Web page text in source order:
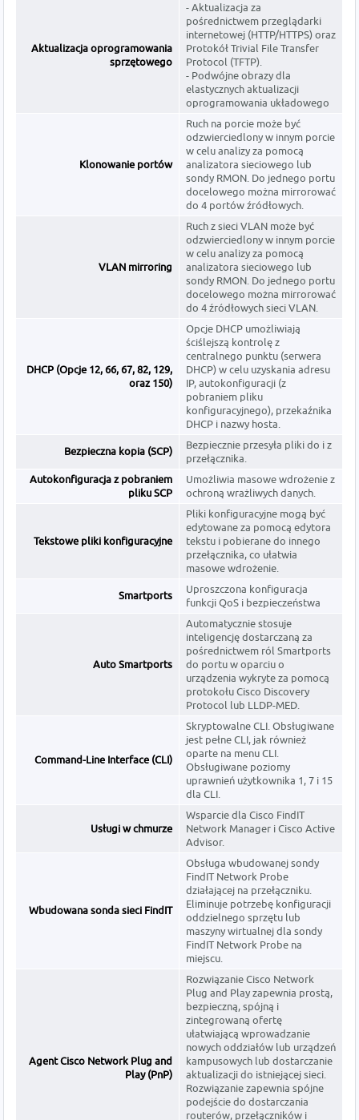
Aktualizacja oprogramowania
sprzętowego
- Aktualizacja za
pośrednictwem przeglądarki
internetowej (HTTP/HTTPS) oraz
Protokół Trivial File Transfer
Protocol (TFTP).
- Podwójne obrazy dla
elastycznych aktualizacji
oprogramowania układowego
Klonowanie portów
Ruch na porcie może być
odzwierciedlony w innym porcie
w celu analizy za pomocą
analizatora sieciowego lub
sondy RMON. Do jednego portu
docelowego można mirrorować
do 4 portów źródłowych.
VLAN mirroring
Ruch z sieci VLAN może być
odzwierciedlony w innym porcie
w celu analizy za pomocą
analizatora sieciowego lub
sondy RMON. Do jednego portu
docelowego można mirrorować
do 4 źródłowych sieci VLAN.
DHCP (Opcje 12, 66, 67, 82, 129,
oraz 150)
Opcje DHCP umożliwiają
ściślejszą kontrolę z
centralnego punktu (serwera
DHCP) w celu uzyskania adresu
IP, autokonfiguracji (z
pobraniem pliku
konfiguracyjnego), przekaźnika
DHCP i nazwy hosta.
Bezpieczna kopia (SCP)
Bezpiecznie przesyła pliki do i z
przełącznika.
Autokonfiguracja z pobraniem
pliku SCP
Umożliwia masowe wdrożenie z
ochroną wrażliwych danych.
Tekstowe pliki konfiguracyjne
Pliki konfiguracyjne mogą być
edytowane za pomocą edytora
tekstu i pobierane do innego
przełącznika, co ułatwia
masowe wdrożenie.
Smartports
Uproszczona konfiguracja
funkcji QoS i bezpieczeństwa
Auto Smartports
Automatycznie stosuje
inteligencję dostarczaną za
pośrednictwem ról Smartports
do portu w oparciu o
urządzenia wykryte za pomocą
protokołu Cisco Discovery
Protocol lub LLDP-MED.
Command-Line Interface (CLI)
Skryptowalne CLI. Obsługiwane
jest pełne CLI, jak również
oparte na menu CLI.
Obsługiwane poziomy
uprawnień użytkownika 1, 7 i 15
dla CLI.
Usługi w chmurze
Wsparcie dla Cisco FindIT
Network Manager i Cisco Active
Advisor.
Wbudowana sonda sieci FindIT
Obsługa wbudowanej sondy
FindIT Network Probe
działającej na przełączniku.
Eliminuje potrzebę konfiguracji
oddzielnego sprzętu lub
maszyny wirtualnej dla sondy
FindIT Network Probe na
miejscu.
Agent Cisco Network Plug and
Play (PnP)
Rozwiązanie Cisco Network
Plug and Play zapewnia prostą,
bezpieczną, spójną i
zintegrowaną ofertę
ułatwiającą wprowadzanie
nowych oddziałów lub urządzeń
kampusowych lub dostarczanie
aktualizacji do istniejącej sieci.
Rozwiązanie zapewnia spójne
podejście do dostarczania
routerów, przełączników i